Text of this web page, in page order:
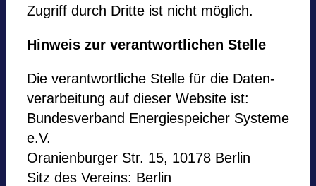
Zugriff durch Dritte ist nicht mög­lich.
Hin­weis zur ver­ant­wort­li­chen Stelle
Die ver­ant­wort­li­che Stelle für die Daten­
ver­ar­bei­tung auf die­ser Web­site ist:
Bun­des­ver­band Ener­gie­spei­cher Sys­teme
e.V.
Ora­ni­en­bur­ger Str. 15, 10178 Ber­lin
Sitz des Ver­eins: Ber­lin